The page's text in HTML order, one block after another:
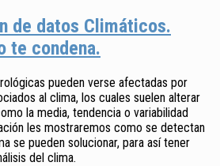
de datos Climáticos.
te condena.
pueden verse afectadas por
al clima, los cuales suelen alterar
la media, tendencia o variabilidad
les mostraremos como se detectan
se pueden solucionar, para así tener
del clima.